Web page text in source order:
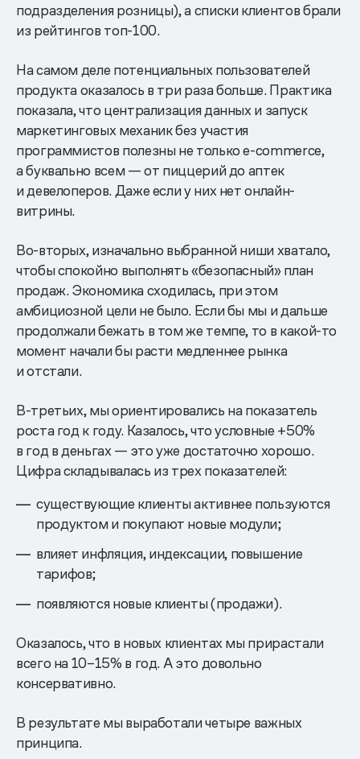
подразделения розницы), а списки клиентов брали
из рейтингов топ-100.
На самом деле потенциальных пользователей
продукта оказалось в три раза больше. Практика
показала, что централизация данных и запуск
маркетинговых механик без участия
программистов полезны не только e-commerce,
а буквально всем — от пиццерий до аптек
и девелоперов. Даже если у них нет онлайн-
витрины.
Во-вторых, изначально выбранной ниши хватало,
чтобы спокойно выполнять «безопасный» план
продаж. Экономика сходилась, при этом
амбициозной цели не было. Если бы мы и дальше
продолжали бежать в том же темпе, то в какой-то
момент начали бы расти медленнее рынка
и отстали.
В-третьих, мы ориентировались на показатель
роста год к году. Казалось, что условные +50%
в год в деньгах — это уже достаточно хорошо.
Цифра складывалась из трех показателей:
существующие клиенты активнее пользуются
продуктом и покупают новые модули;
влияет инфляция, индексации, повышение
тарифов;
появляются новые клиенты (продажи).
Оказалось, что в новых клиентах мы прирастали
всего на 10–15% в год. А это довольно
консервативно.
В результате мы выработали четыре важных
принципа.